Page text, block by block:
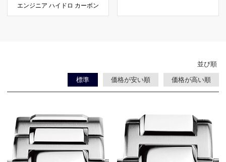
エンジニア ハイドロ カーボン
並び順
標準 価格が安い順 価格が高い順